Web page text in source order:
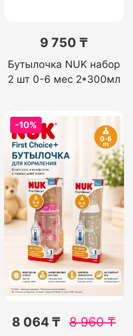
9 750 ₸
Бутылочка NUK набор
2 шт 0-6 мес 2*300мл
-10%
8 064 ₸ 8 960₸